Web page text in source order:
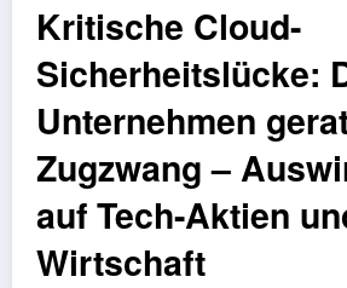
Kritische Cloud-
Sicherheitslücke:
Unternehmen
Zugzwang –
auf Tech-Aktien
Wirtschaft